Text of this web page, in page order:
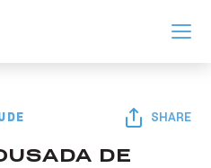
de Juventude SHARE
DE